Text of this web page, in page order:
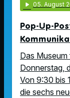
play_arrow 05. August
Pop-Up-
Das
Donnerstag,
Von 9:30 bis
die sechs